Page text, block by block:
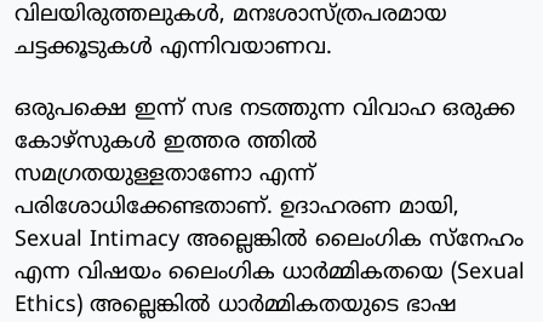
വിലയിരുത്തലുകൾ, മനഃശാസ്ത്രപരമായ
ചട്ടക്കൂടുകൾ എന്നിവയാണവ.
ഒരുപക്ഷെ ഇന്ന് സഭ നടത്തുന്ന വിവാഹ ഒരുക്ക
കോഴ്‌സുകൾ ഇത്തര ത്തിൽ
സമഗ്രതയുള്ളതാണോ എന്ന്
പരിശോധിക്കേണ്ടതാണ്. ഉദാഹരണ മായി,
Sexual Intimacy അല്ലെങ്കിൽ ലൈംഗിക സ്നേഹം
എന്ന വിഷയം ലൈംഗിക ധാർമ്മികതയെ (Sexual
Ethics) അല്ലെങ്കിൽ ധാർമ്മികതയുടെ ഭാഷ